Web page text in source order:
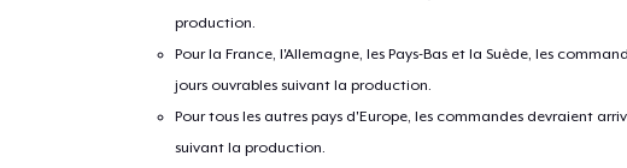
production.
Pour la France, l'Allemagne, les Pays-Bas et la Suède, les
jours ouvrables suivant la production.
Pour tous les autres pays d'Europe, les commandes devraient
suivant la production.